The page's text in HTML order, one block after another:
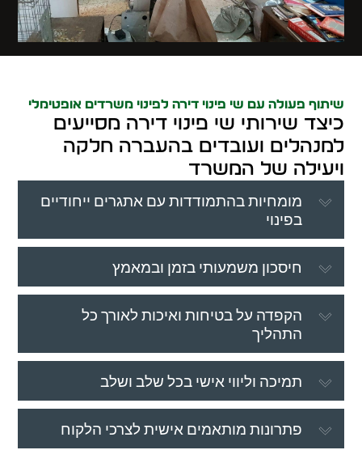
שיתוף פעולה עם שי פינוי דירה לפינוי משרדים אופטימלי
כיצד שירותי שי פינוי דירה מסייעים
למנהלים ועובדים בהעברה חלקה
ויעילה של המשרד
מומחיות בהתמודדות עם אתגרים ייחודיים
בפינוי
חיסכון משמעותי בזמן ובמאמץ
הקפדה על בטיחות ואיכות לאורך כל
התהליך
תמיכה וליווי אישי בכל שלב ושלב
פתרונות מותאמים אישית לצרכי הלקוח